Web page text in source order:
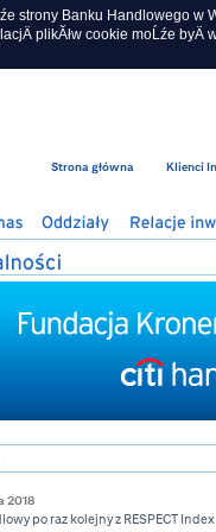
strony Banku Handlowego w
plikĂłw cookie moĹźe byÄ
Strona główna Klienci
2018
po raz kolejny z RESPECT Index